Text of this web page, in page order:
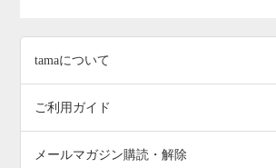
tamaについて
ご利用ガイド
メールマガジン購読・解除